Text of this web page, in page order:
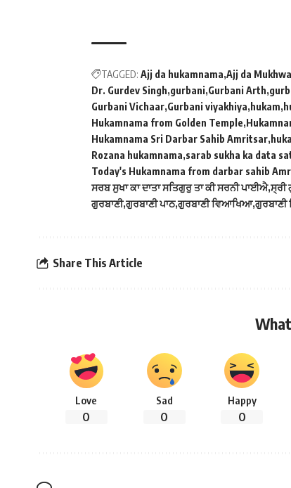
TAGGED: Ajj da hukamnama Ajj da
Dr. Gurdev Singh gurbani Gurbani Arth
Gurbani Vichaar Gurbani viyakhiya hukam
Hukamnama from Golden Temple
Hukamnama Sri Darbar Sahib Amritsar
Rozana hukamnama sarab sukha ka data
Today's Hukamnama from darbar sahib
ਸਰਬ ਸੁਖਾ ਕਾ ਦਾਤਾ ਸਤਿਗੁਰੁ ਤਾ ਕੀ ਸਰਨੀ ਪਾਈਐ ਸ੍ਰੀ
ਗੁਰਬਾਣੀ ਗੁਰਬਾਣੀ ਪਾਠ ਗੁਰਬਾਣੀ ਵਿਆਖਿਆ ਗੁਰਬਾਣੀ
Share This Article
Love
0
Sad
0
Happy
0